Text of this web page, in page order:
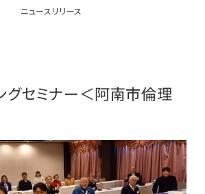
ニュースリリース
グセミナー＜阿南市倫理